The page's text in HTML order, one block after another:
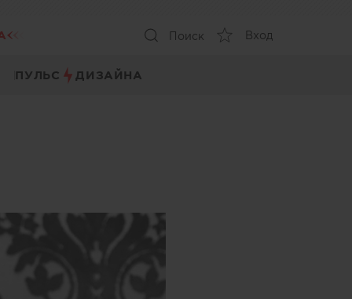
Поиск Вход
ПУЛЬС ДИЗАЙНА